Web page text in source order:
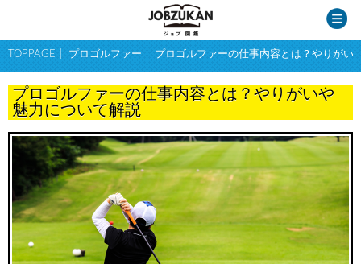
TOPPAGE プロゴルファー プロゴルファーの仕事内容とは？やりがい
プロゴルファーの仕事内容とは？やりがいや
魅力について解説